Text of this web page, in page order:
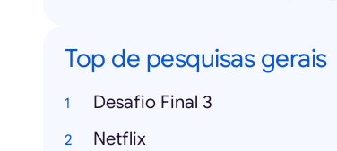
Top de pesquisas gerais
Desafio Final 3
Netflix